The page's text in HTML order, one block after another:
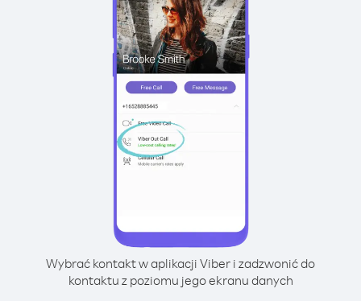
Wybrać kontakt w aplikacji Viber i zadzwonić do
kontaktu z poziomu jego ekranu danych